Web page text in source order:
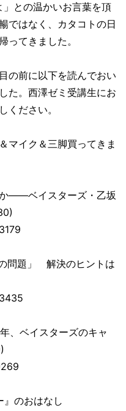
との温かいお言葉を頂
ではなく、カタコトの日
ってきました。
の前に以下を読んでおい
た。西澤ゼミ受講生にお
ください。
マイク＆三脚買ってきま
――ベイスターズ・乙坂
問題」 解決のヒントは
、ベイスターズのキャ
』のおはなし